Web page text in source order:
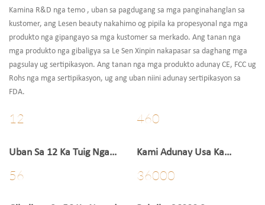
Kamina R&D nga temo , uban sa pagdugang sa mga panginahanglan sa
kustomer, ang Lesen beauty nakahimo og pipila ka propesyonal nga mga
produkto nga gipangayo sa mga kustomer sa merkado. Ang tanan nga
mga produkto nga gibaligya sa Le Sen Xinpin nakapasar sa daghang mga
pagsulay ug sertipikasyon. Ang tanan nga mga produkto adunay CE, FCC ug
Rohs nga mga sertipikasyon, ug ang uban niini adunay sertipikasyon sa
FDA.
12
Uban Sa 12 Ka Tuig Nga
Kasinatian
460
Kami Adunay Usa Ka
Propesyonal Nga Grupo
56 36000